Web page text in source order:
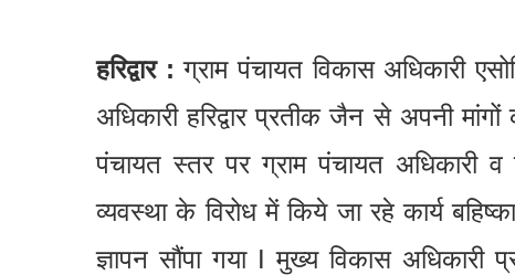
हरिद्वार : ग्राम पंचायत विकास अधिकारी
अधिकारी हरिद्वार प्रतीक जैन से अपनी
पंचायत स्तर पर ग्राम पंचायत अधिकारी व
व्यवस्था के विरोध में किये जा रहे कार्य
ज्ञापन सौंपा गया I मुख्य विकास अधिकारी